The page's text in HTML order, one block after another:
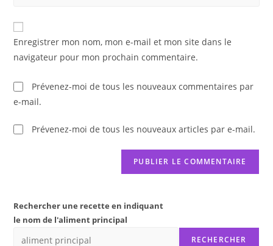
comment
de
votre
(facultatif)
Enregistrer mon nom, mon e-mail et mon site dans le
navigateur pour mon prochain commentaire.
Prévenez-moi de tous les nouveaux commentaires par
e-mail.
Prévenez-moi de tous les nouveaux articles par e-mail.
Rechercher une recette en indiquant
le nom de l'aliment principal
RECHERCHER